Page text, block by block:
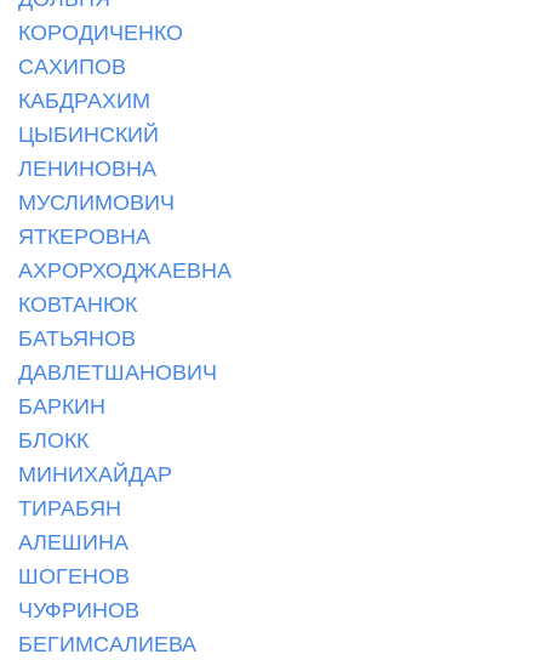
КОРОДИЧЕНКО
САХИПОВ
КАБДРАХИМ
ЦЫБИНСКИЙ
ЛЕНИНОВНА
МУСЛИМОВИЧ
ЯТКЕРОВНА
АХРОРХОДЖАЕВНА
КОВТАНЮК
БАТЬЯНОВ
ДАВЛЕТШАНОВИЧ
БАРКИН
БЛОКК
МИНИХАЙДАР
ТИРАБЯН
АЛЕШИНА
ШОГЕНОВ
ЧУФРИНОВ
БЕГИМСАЛИЕВА